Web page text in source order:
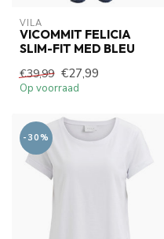
VILA
VICOMMIT FELICIA
SLIM-FIT MED BLEU
€39,99 €27,99
Op voorraad
-30%